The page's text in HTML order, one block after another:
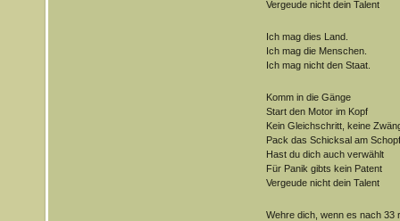
Vergeude nicht dein Talent
Ich mag dies Land.
Ich mag die Menschen.
Ich mag nicht den Staat.
Komm in die Gänge
Start den Motor im Kopf
Kein Gleichschritt, keine
Pack das Schicksal am Schopf
Hast du dich auch verwählt
Für Panik gibts kein Patent
Vergeude nicht dein Talent
Wehre dich, wenn es nach 33